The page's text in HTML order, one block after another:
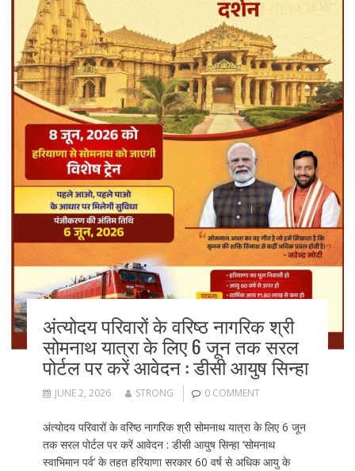
अंत्योदय परिवारों के वरिष्ठ नागरिक श्री
सोमनाथ यात्रा के लिए 6 जून तक सरल
पोर्टल पर करें आवेदन : डीसी आयुष सिन्हा
JUNE 2, 2026 STRONG 0 COMMENT
अंत्योदय परिवारों के वरिष्ठ नागरिक श्री सोमनाथ यात्रा के लिए 6 जून
तक सरल पोर्टल पर करें आवेदन : डीसी आयुष सिन्हा ‘सोमनाथ
स्वाभिमान पर्व’ के तहत हरियाणा सरकार 60 वर्ष से अधिक आयु के